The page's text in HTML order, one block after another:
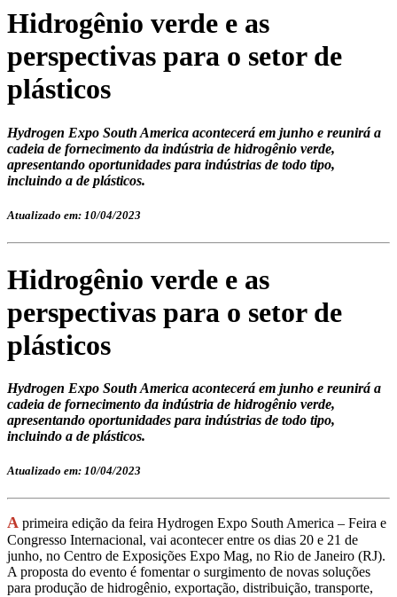
Hidrogênio verde e as
perspectivas para o setor de
plásticos
Hydrogen Expo South America acontecerá em junho e reunirá a
cadeia de fornecimento da indústria de hidrogênio verde,
apresentando oportunidades para indústrias de todo tipo,
incluindo a de plásticos.
Atualizado em: 10/04/2023
Hidrogênio verde e as
perspectivas para o setor de
plásticos
Hydrogen Expo South America acontecerá em junho e reunirá a
cadeia de fornecimento da indústria de hidrogênio verde,
apresentando oportunidades para indústrias de todo tipo,
incluindo a de plásticos.
Atualizado em: 10/04/2023
A primeira edição da feira Hydrogen Expo South America – Feira e
Congresso Internacional, vai acontecer entre os dias 20 e 21 de
junho, no Centro de Exposições Expo Mag, no Rio de Janeiro (RJ).
A proposta do evento é fomentar o surgimento de novas soluções
para produção de hidrogênio, exportação, distribuição, transporte,